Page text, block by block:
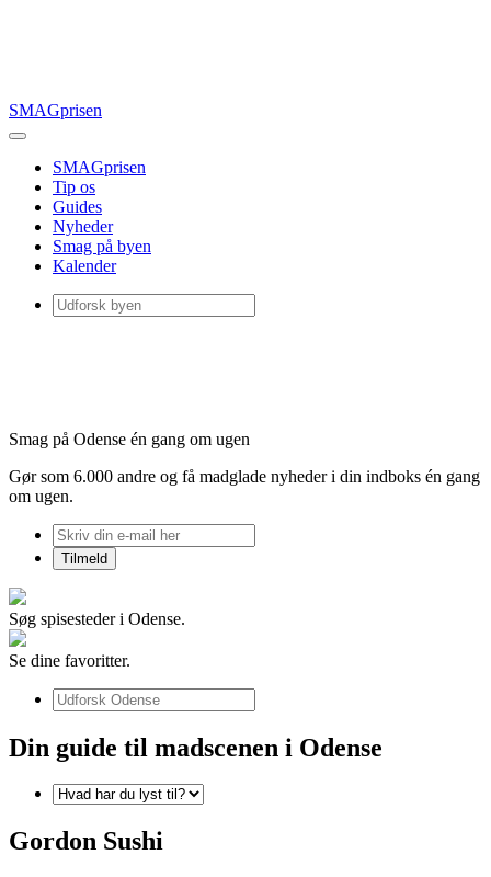
SMAGprisen
SMAGprisen
Tip os
Guides
Nyheder
Smag på byen
Kalender
Smag på Odense én gang om ugen
Gør som 6.000 andre og få madglade nyheder i din indboks én gang
om ugen.
Søg spisesteder i Odense.
Se dine favoritter.
Din guide til madscenen i Odense
Gordon Sushi